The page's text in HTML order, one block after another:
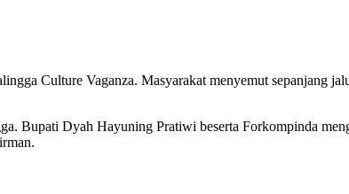
Culture Vaganza. Masyarakat menyemut sepanjang
Bupati Dyah Hayuning Pratiwi beserta Forkompinda